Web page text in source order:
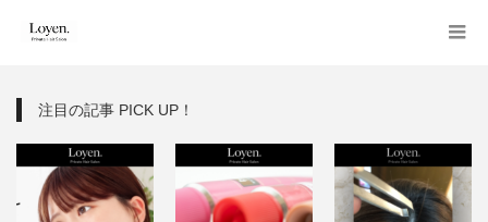
注目の記事 PICK UP！